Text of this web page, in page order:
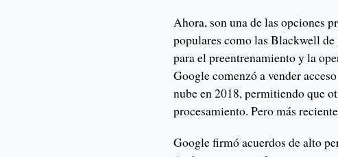
Ahora, son una de las opciones
populares como las Blackwell
para el preentrenamiento y la
Google comenzó a vender
nube en 2018, permitiendo que
procesamiento. Pero más
Google firmó acuerdos de alto